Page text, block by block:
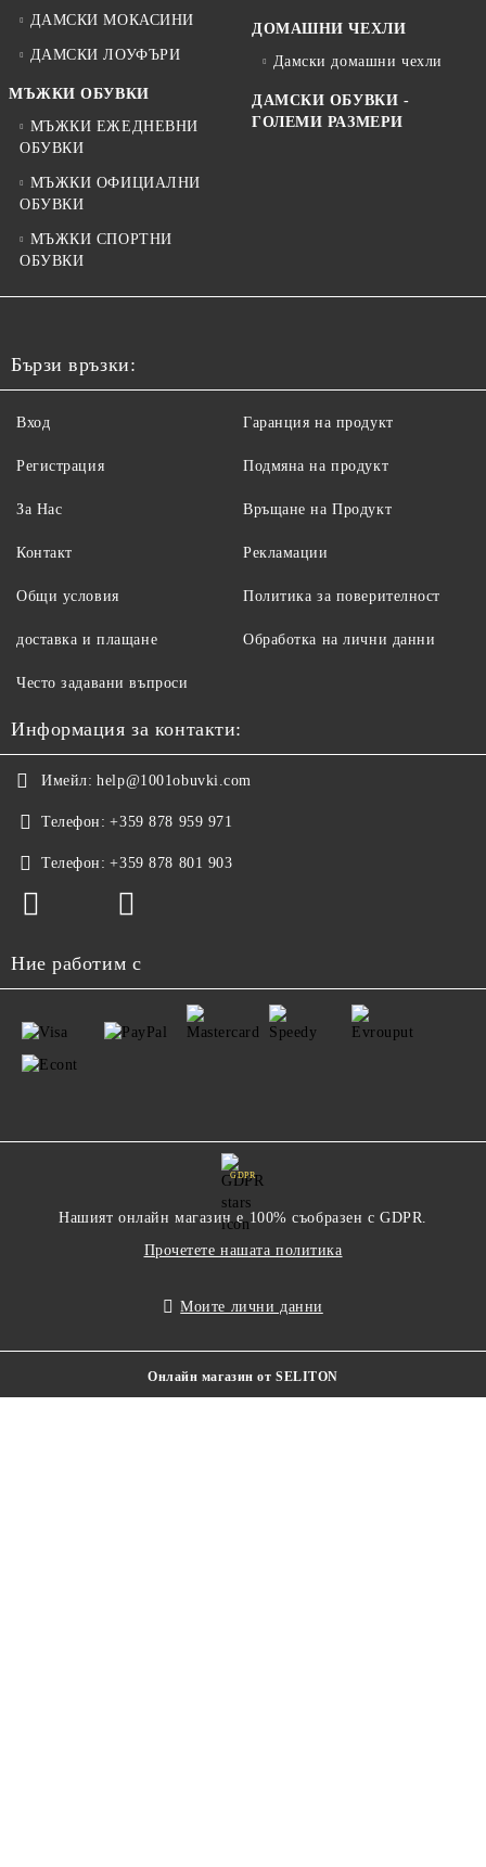
ДАМСКИ МОКАСИНИ
ДАМСКИ ЛОУФЪРИ
МЪЖКИ ОБУВКИ
МЪЖКИ ЕЖЕДНЕВНИ
ОБУВКИ
МЪЖКИ ОФИЦИАЛНИ
ОБУВКИ
МЪЖКИ СПОРТНИ
ОБУВКИ
ДОМАШНИ ЧЕХЛИ
Дамски домашни чехли
ДАМСКИ ОБУВКИ -
ГОЛЕМИ РАЗМЕРИ
Бързи връзки:
Вход
Регистрация
За Нас
Контакт
Общи условия
доставка и плащане
Гаранция на продукт
Подмяна на продукт
Връщане на Продукт
Рекламации
Политика за поверителност
Обработка на лични данни
Често задавани въпроси
Информация за контакти:
Имейл: help@1001obuvki.com
Телефон: +359 878 959 971
Телефон: +359 878 801 903
Ние работим с
GDPR
Нашият онлайн магазин е 100% съобразен с GDPR.
Прочетете нашата политика
Моите лични данни
Онлайн магазин от SELITON